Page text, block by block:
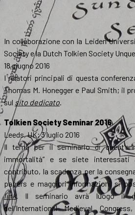
In collaborazione con la Leiden
Society e la Dutch Tolkien Society
18 giugno 2016
I relatori principali di questa
Thomas M. Honegger e Paul Smith; il
sul sito dedicato.
Tolkien Society Seminar 2016
Leeds, UK; 3 luglio 2016
Il tema per il seminario di
immortalità” e se siete
contributo, la scadenza per la
papers e maggiori informazioni si
link. Il seminario avrà luogo il
dell’International Medieval